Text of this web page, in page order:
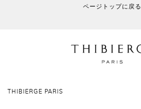
ページトップに戻る
THIBIERGE PARIS